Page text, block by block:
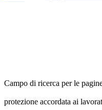
Campo di ricerca per le
protezione accordata ai